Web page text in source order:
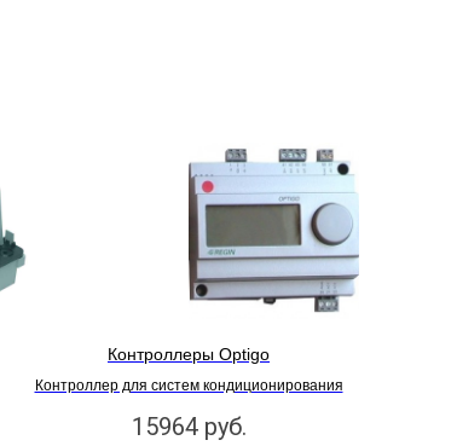
Контроллеры Optigo
Контроллер для систем кондиционирования
15964 руб.